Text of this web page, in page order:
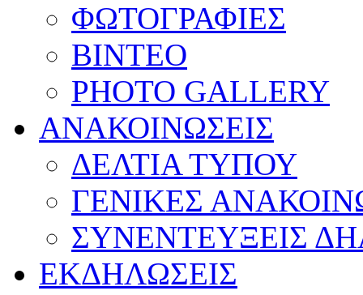
ΦΩΤΟΓΡΑΦΙΕΣ
ΒΙΝΤΕΟ
PHOTO GALLERY
ΑΝΑΚΟΙΝΩΣΕΙΣ
ΔΕΛΤΙΑ ΤΥΠΟΥ
ΓΕΝΙΚΕΣ
ΣΥΝΕΝΤΕΥΞΕΙΣ
ΕΚΔΗΛΩΣΕΙΣ